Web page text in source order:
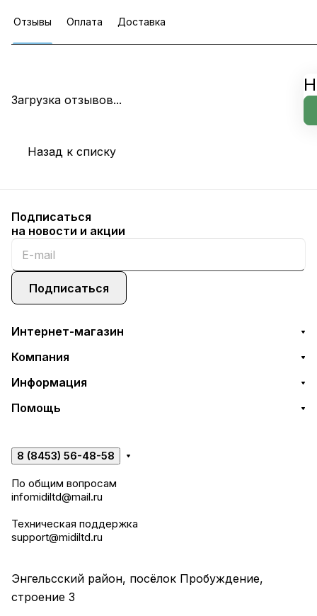
Отзывы Оплата Доставка
Загрузка отзывов...
Назад к списку
Подписаться
на новости и акции
Подписаться
Интернет-магазин
Компания
Информация
Помощь
8 (8453) 56-48-58
По общим вопросам
infomidiltd@mail.ru
Техническая поддержка
support@midiltd.ru
Энгельсский район, посёлок Пробуждение,
строение 3